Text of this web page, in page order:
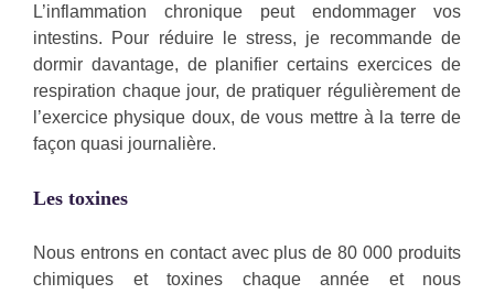
L’inflammation chronique peut endommager vos
intestins. Pour réduire le stress, je recommande de
dormir davantage, de planifier certains exercices de
respiration chaque jour, de pratiquer régulièrement de
l’exercice physique doux, de vous mettre à la terre de
façon quasi journalière.
Les toxines
Nous entrons en contact avec plus de 80 000 produits
chimiques et toxines chaque année et nous